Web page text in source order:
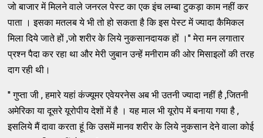
जो बाजार में मिलने वाले जनरल पेस्ट का एक इंच लम्बा टुकड़ा काम नहीं कर
पाता । इसका मतलब ये भी तो हो सकता है कि इस पेस्ट में ज्यादा कैमिकल
मिला दिये जाते हों ,जो शरीर के लिये नुकसानदायक हों ।'' मेरा मन लगातार
प्रश्न पैदा कर रहा था और मेरी जुबान उन्हें मनीराम की ओर मिसाइलों की तरह
दाग रही थी।
'' गुप्ता जी , हमारे यहां कंज्यूमर एवेयरनेस अब भी उतनी ज्यादा नहीं है ,जितनी
अमेरिका या दूसरे यूरोपीय देशों में है । यह माल भी यूरोप में बनाया गया है ,
इसलिये मैं दावा करता हूं कि उसमें मानव शरीर के लिये नुकसान देने वाला कोई